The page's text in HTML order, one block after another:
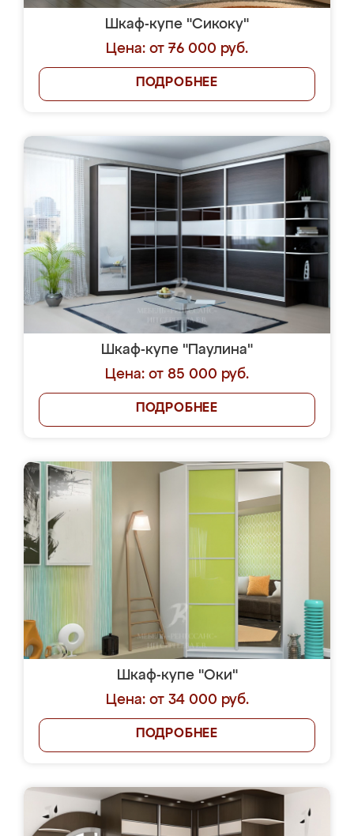
Шкаф-купе "Сикоку"
Цена: от 76 000 руб.
ПОДРОБНЕЕ
Шкаф-купе "Паулина"
Цена: от 85 000 руб.
ПОДРОБНЕЕ
Шкаф-купе "Оки"
Цена: от 34 000 руб.
ПОДРОБНЕЕ